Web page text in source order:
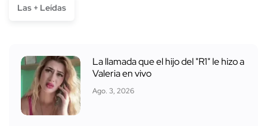
Las + Leídas
La llamada que el hijo del "R1" le hizo a
Valeria en vivo
Ago. 3, 2026